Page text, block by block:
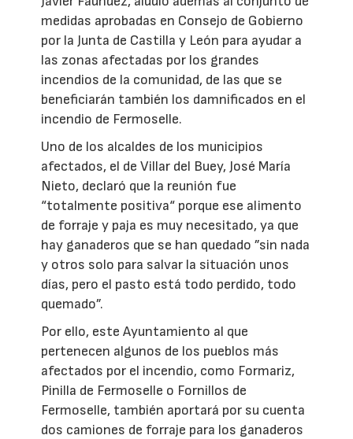
medidas aprobadas en Consejo de Gobierno
por la Junta de Castilla y León para ayudar a
las zonas afectadas por los grandes
incendios de la comunidad, de las que se
beneficiarán también los damnificados en el
incendio de Fermoselle.
Uno de los alcaldes de los municipios
afectados, el de Villar del Buey, José María
Nieto, declaró que la reunión fue
“totalmente positiva“ porque ese alimento
de forraje y paja es muy necesitado, ya que
hay ganaderos que se han quedado ”sin nada
y otros solo para salvar la situación unos
días, pero el pasto está todo perdido, todo
quemado”.
Por ello, este Ayuntamiento al que
pertenecen algunos de los pueblos más
afectados por el incendio, como Formariz,
Pinilla de Fermoselle o Fornillos de
Fermoselle, también aportará por su cuenta
dos camiones de forraje para los ganaderos